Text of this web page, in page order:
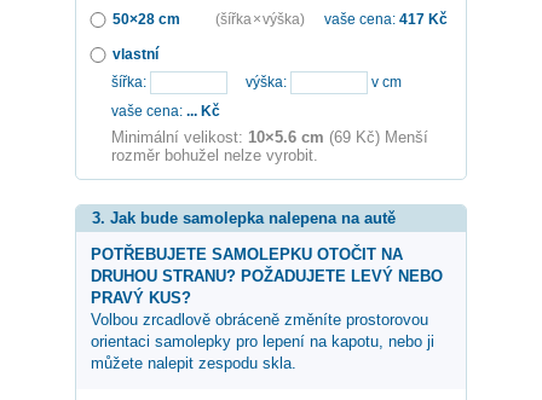
50×28 cm
(šířka × výška) vaše cena: 417 Kč
vlastní
šířka:
výška:
v cm
vaše cena: ... Kč
Minimální velikost: 10×5.6 cm (69 Kč) Menší
rozměr bohužel nelze vyrobit.
3. Jak bude samolepka nalepena na autě
POTŘEBUJETE SAMOLEPKU OTOČIT NA
DRUHOU STRANU? POŽADUJETE LEVÝ NEBO
PRAVÝ KUS?
Volbou zrcadlově obráceně změníte prostorovou
orientaci samolepky pro lepení na kapotu, nebo ji
můžete nalepit zespodu skla.